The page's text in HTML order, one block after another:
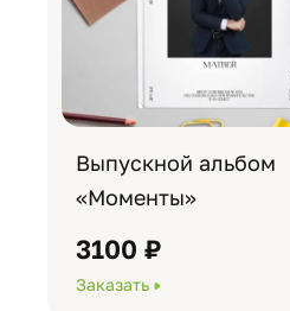
Выпускной альбом
«Моменты»
3100 ₽
Заказать